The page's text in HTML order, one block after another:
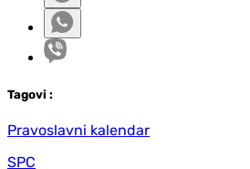
Tagovi :
Pravoslavni kalendar
SPC